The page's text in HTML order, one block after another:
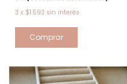
3 x $1.593 sin interés